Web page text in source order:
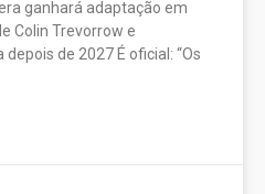
ganhará adaptação em
Colin Trevorrow e
de 2027 É oficial: “Os